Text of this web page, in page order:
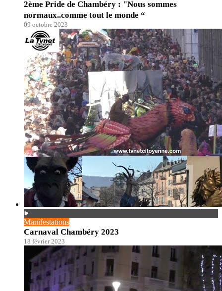
2ème Pride de Chambéry : "Nous sommes
normaux..comme tout le monde “
09 octobre 2023
Manifestations
Carnaval Chambéry 2023
18 février 2023